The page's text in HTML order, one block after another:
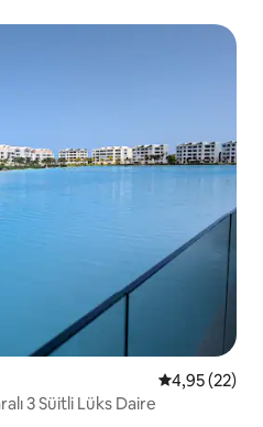
5 üzerinden
4,95 (22)
3 Süitli Lüks Daire